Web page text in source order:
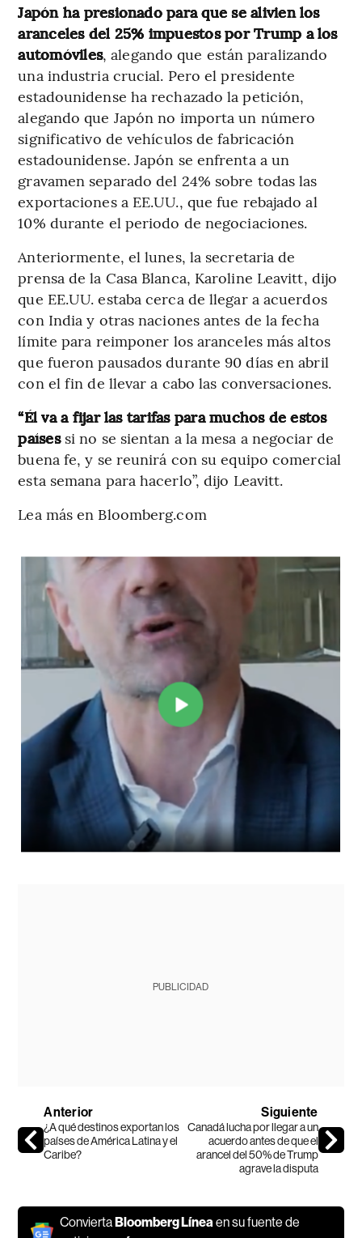
Japón ha presionado para que se alivien los
aranceles del 25% impuestos por Trump a los
automóviles, alegando que están paralizando
una industria crucial. Pero el presidente
estadounidense ha rechazado la petición,
alegando que Japón no importa un número
significativo de vehículos de fabricación
estadounidense. Japón se enfrenta a un
gravamen separado del 24% sobre todas las
exportaciones a EE.UU., que fue rebajado al
10% durante el periodo de negociaciones.
Anteriormente, el lunes, la secretaria de
prensa de la Casa Blanca, Karoline Leavitt, dijo
que EE.UU. estaba cerca de llegar a acuerdos
con India y otras naciones antes de la fecha
límite para reimponer los aranceles más altos
que fueron pausados durante 90 días en abril
con el fin de llevar a cabo las conversaciones.
“Él va a fijar las tarifas para muchos de estos
paísessi no se sientan a la mesa a negociar de
buena fe, y se reunirá con su equipo comercial
esta semana para hacerlo”, dijo Leavitt.
Lea más en Bloomberg.com
PUBLICIDAD
Anterior
¿A qué destinos exportan los
países de América Latina y el
Caribe?
Siguiente
Canadá lucha por llegar a un
acuerdo antes de que el
arancel del 50% de Trump
agrave la disputa
ConviertaBloomberg Línea en su fuente de